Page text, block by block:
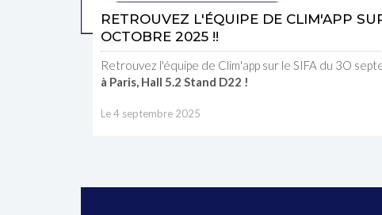
RETROUVEZ L'ÉQUIPE DE CLIM'APP
OCTOBRE 2025 !!
Retrouvez l'équipe de Clim'app sur le SIFA du 3O
à Paris, Hall 5.2 Stand D22 !
Le 4 septembre 2025